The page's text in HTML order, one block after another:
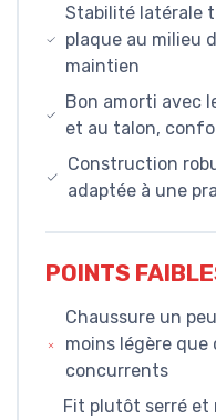
Stabilité latérale
plaque au milieu
maintien
Bon amorti avec
et au talon,
Construction
adaptée à une
POINTS
Chaussure un
moins légère
concurrents
Fit plutôt serré et